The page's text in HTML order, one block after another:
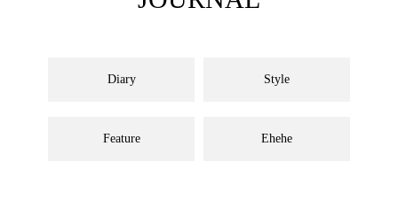
Diary Style
Feature Ehehe